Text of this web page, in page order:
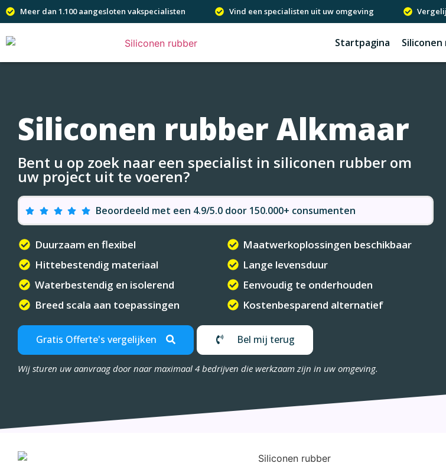
Meer dan 1.100 aangesloten vakspecialisten Vind een specialisten uit uw omgeving
Startpagina
Siliconen rubber Alkmaar
Bent u op zoek naar een specialist in siliconen rubber om
uw project uit te voeren?
Beoordeeld met een 4.9/5.0 door 150.000+ consumenten
Duurzaam en flexibel
Hittebestendig materiaal
Waterbestendig en isolerend
Breed scala aan toepassingen
Maatwerkoplossingen beschikbaar
Lange levensduur
Eenvoudig te onderhouden
Kostenbesparend alternatief
Gratis Offerte's vergelijken Bel mij terug
Wij sturen uw aanvraag door naar maximaal 4 bedrijven die werkzaam zijn in uw omgeving.